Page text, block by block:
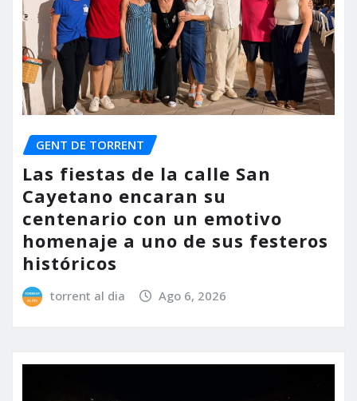
GENT DE TORRENT
Las fiestas de la calle San
Cayetano encaran su
centenario con un emotivo
homenaje a uno de sus festeros
históricos
torrent al dia Ago 6, 2026